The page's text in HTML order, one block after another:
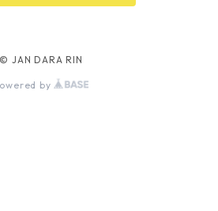
© JAN DARA RIN
by